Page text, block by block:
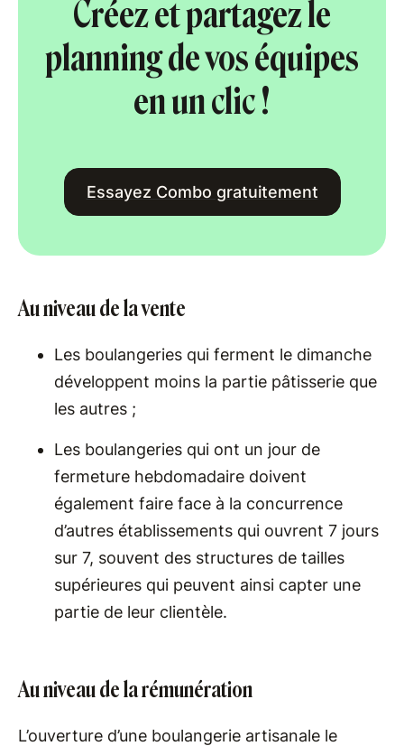
Créez et partagez le
planning de vos équipes
en un clic !
Essayez Combo gratuitement
Au niveau de la vente
Les boulangeries qui ferment le dimanche
développent moins la partie pâtisserie que
les autres ;
Les boulangeries qui ont un jour de
fermeture hebdomadaire doivent
également faire face à la concurrence
d’autres établissements qui ouvrent 7 jours
sur 7, souvent des structures de tailles
supérieures qui peuvent ainsi capter une
partie de leur clientèle.
Au niveau de la rémunération
L’ouverture d’une boulangerie artisanale le